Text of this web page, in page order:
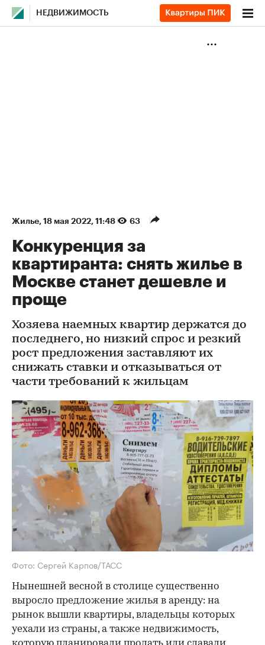
НЕДВИЖИМОСТЬ
Жилье⁠, 18 мая 2022, 11:48 63
Конкуренция за
квартиранта: снять жилье в
Москве станет дешевле и
проще
Хозяева наемных квартир держатся до
последнего, но низкий спрос и резкий
рост предложения заставляют их
снижать ставки и отказываться от
части требований к жильцам
Фото: Сергей Карпов/ТАСС
Нынешней весной в столице существенно
выросло предложение жилья в аренду: на
рынок вышли квартиры, владельцы которых
уехали из страны, а также недвижимость,